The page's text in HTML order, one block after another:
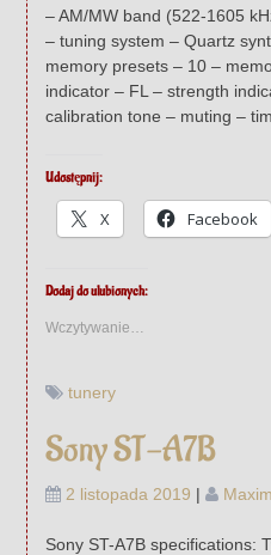
– AM/MW band (522-1605
– tuning system – Quartz
memory presets – 10 –
indicator – FL – strength
calibration tone – muting –
Udostępnij:
X Facebook
Dodaj do ulubionych:
Wczytywanie…
tunery
Sony ST-A7B
2 listopada 2019 | Maxim
Sony ST-A7B specifications: